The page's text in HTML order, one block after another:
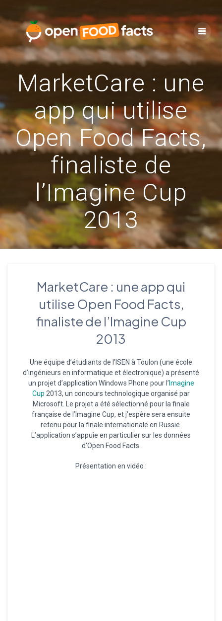
content
MarketCare : une
app qui utilise
Open Food Facts,
finaliste de
l’Imagine Cup
2013
MarketCare : une app qui
utilise Open Food Facts,
finaliste de l’Imagine Cup
2013
Une équipe d’étudiants de l’ISEN à Toulon (une école
d’ingénieurs en informatique et électronique) a présenté
un projet d’application Windows Phone pour l’ Imagine
Cup 2013, un concours technologique organisé par
Microsoft. Le projet a été sélectionné pour la finale
française de l’Imagine Cup, et j’espère sera ensuite
retenu pour la finale internationale en Russie.
L’application s’appuie en particulier sur les données
d’Open Food Facts.
Présentation en vidéo :